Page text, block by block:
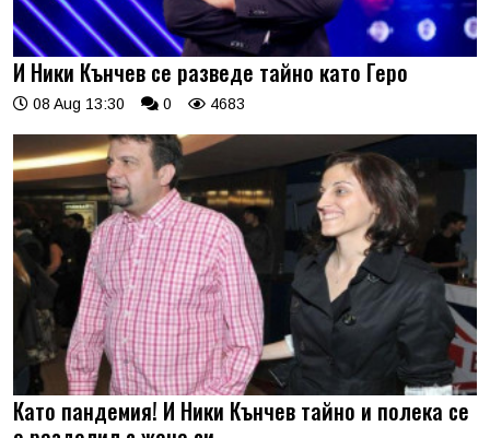
И Ники Кънчев се разведе тайно като Геро
08 Aug 13:30 0 4683
Като пандемия! И Ники Кънчев тайно и полека се